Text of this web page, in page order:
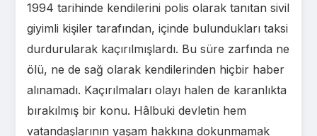
1994 tarihinde kendilerini polis olarak tanıtan sivil
giyimli kişiler tarafından, içinde bulundukları taksi
durdurularak kaçırılmışlardı. Bu süre zarfında ne
ölü, ne de sağ olarak kendilerinden hiçbir haber
alınamadı. Kaçırılmaları olayı halen de karanlıkta
bırakılmış bir konu. Hâlbuki devletin hem
vatandaşlarının yaşam hakkına dokunmamak